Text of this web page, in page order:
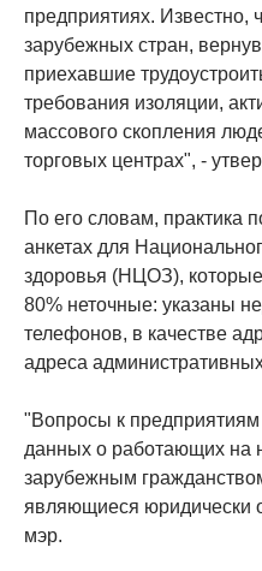
предприятиях. Известно,
зарубежных стран,
приехавшие
требования изоляции,
массового скопления
торговых центрах", -
По его словам, практика
анкетах для
здоровья (НЦОЗ),
80% неточные: указаны
телефонов, в качестве
адреса
"Вопросы к предприятиям
данных о работающих на
зарубежным
являющиеся юридически
мэр.